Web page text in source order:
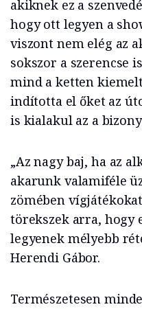
akiknek ez a
hogy ott legyen a
viszont nem elég az
sokszor a szerencse
mind a ketten
indította el őket az
is kialakul az a
„Az nagy baj, ha az
akarunk valamiféle
zömében
törekszek arra, hogy
legyenek mélyebb
Herendi Gábor.
Természetesen